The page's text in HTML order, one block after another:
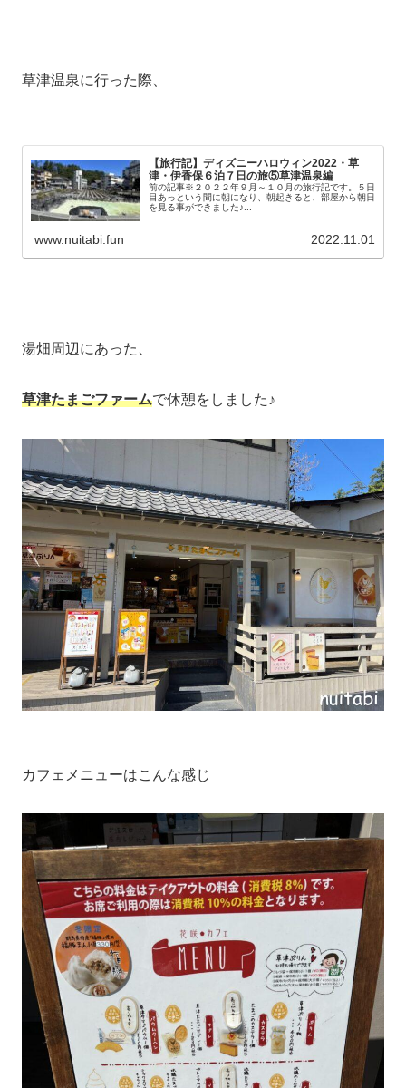
草津温泉に行った際、
【旅行記】ディズニーハロウィン2022・草
津・伊香保６泊７日の旅⑤草津温泉編
前の記事※２０２２年９月～１０月の旅行記です。５日
目あっという間に朝になり、朝起きると、部屋から朝日
を見る事ができました♪...
www.nuitabi.fun 2022.11.01
湯畑周辺にあった、
草津たまごファームで休憩をしました♪
カフェメニューはこんな感じ